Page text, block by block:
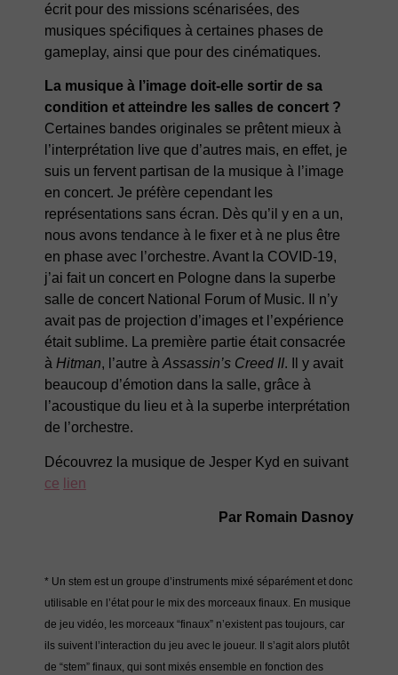
écrit pour des missions scénarisées, des
musiques spécifiques à certaines phases de
gameplay, ainsi que pour des cinématiques.
La musique à l’image doit-elle sortir de sa
condition et atteindre les salles de concert ?
Certaines bandes originales se prêtent mieux à
l’interprétation live que d’autres mais, en effet, je
suis un fervent partisan de la musique à l’image
en concert. Je préfère cependant les
représentations sans écran. Dès qu’il y en a un,
nous avons tendance à le fixer et à ne plus être
en phase avec l’orchestre. Avant la COVID-19,
j’ai fait un concert en Pologne dans la superbe
salle de concert National Forum of Music. Il n’y
avait pas de projection d’images et l’expérience
était sublime. La première partie était consacrée
à Hitman, l’autre à Assassin’s Creed II. Il y avait
beaucoup d’émotion dans la salle, grâce à
l’acoustique du lieu et à la superbe interprétation
de l’orchestre.
Découvrez la musique de Jesper Kyd en suivant
ce lien
Par Romain Dasnoy
* Un stem est un groupe d’instruments mixé séparément et donc
utilisable en l’état pour le mix des morceaux finaux. En musique
de jeu vidéo, les morceaux “finaux” n’existent pas toujours, car
ils suivent l’interaction du jeu avec le joueur. Il s’agit alors plutôt
de “stem” finaux, qui sont mixés ensemble en fonction des